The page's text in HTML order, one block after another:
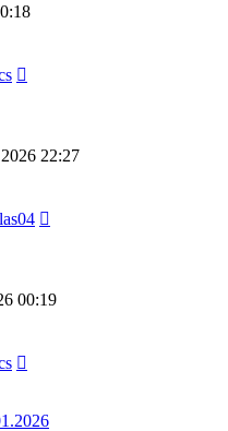
22:27
00:19